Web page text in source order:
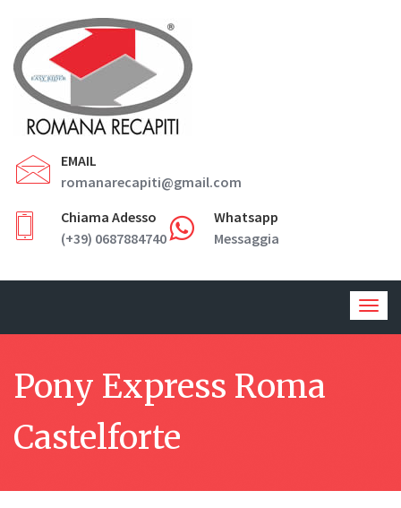
EMAIL
romanarecapiti@gmail.com
Chiama Adesso
(+39) 0687884740
Whatsapp
Messaggia
Pony Express Roma
Castelforte